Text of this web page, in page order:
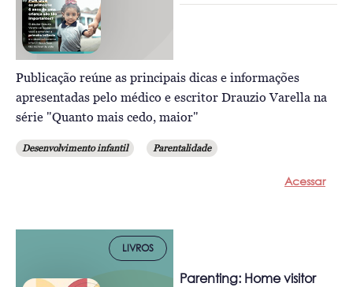
Publicação reúne as principais dicas e informações
apresentadas pelo médico e escritor Drauzio Varella na
série "Quanto mais cedo, maior"
Desenvolvimento infantil Parentalidade
Acessar
LIVROS
Parenting: Home visitor